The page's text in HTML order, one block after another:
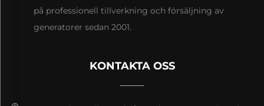
på professionell tillverkning och försäljning av
generatorer sedan 2001.
KONTAKTA OSS